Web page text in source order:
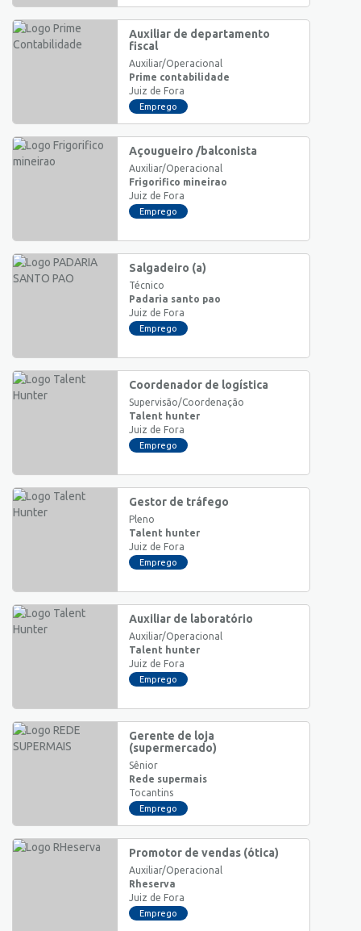
Auxiliar de departamento
fiscal
Auxiliar/Operacional
Prime contabilidade
Juiz de Fora
Emprego
Açougueiro /balconista
Auxiliar/Operacional
Frigorifico mineirao
Juiz de Fora
Emprego
Salgadeiro (a)
Técnico
Padaria santo pao
Juiz de Fora
Emprego
Coordenador de logística
Supervisão/Coordenação
Talent hunter
Juiz de Fora
Emprego
Gestor de tráfego
Pleno
Talent hunter
Juiz de Fora
Emprego
Auxiliar de laboratório
Auxiliar/Operacional
Talent hunter
Juiz de Fora
Emprego
Gerente de loja
(supermercado)
Sênior
Rede supermais
Tocantins
Emprego
Promotor de vendas (ótica)
Auxiliar/Operacional
Rheserva
Juiz de Fora
Emprego